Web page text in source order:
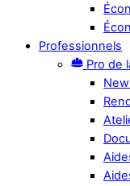
Professionnels
Pro de